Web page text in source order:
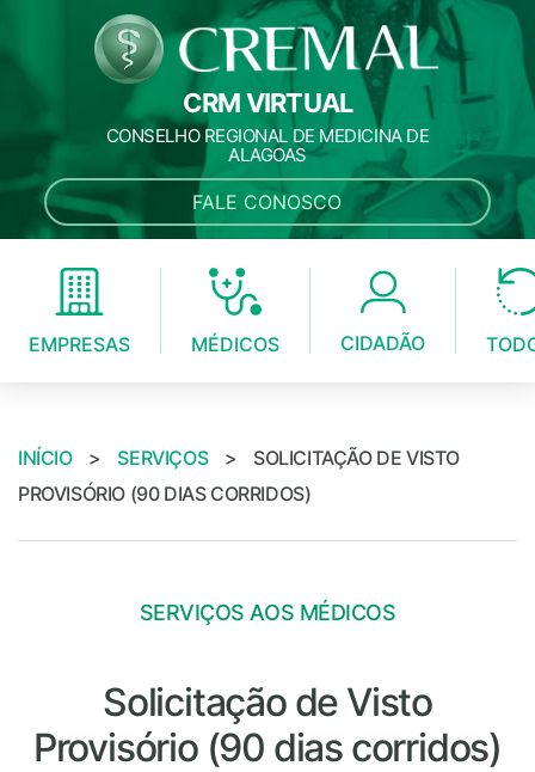
CRM VIRTUAL
CONSELHO REGIONAL DE MEDICINA DE
ALAGOAS
FALE CONOSCO
EMPRESAS MÉDICOS CIDADÃO
INÍCIO > SERVIÇOS >
SOLICITAÇÃO DE VISTO
PROVISÓRIO (90 DIAS CORRIDOS)
SERVIÇOS AOS MÉDICOS
Solicitação de Visto
Provisório (90 dias corridos)